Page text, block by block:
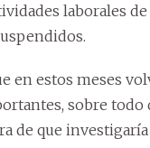
laborales
en estos meses
sobre todo
de que